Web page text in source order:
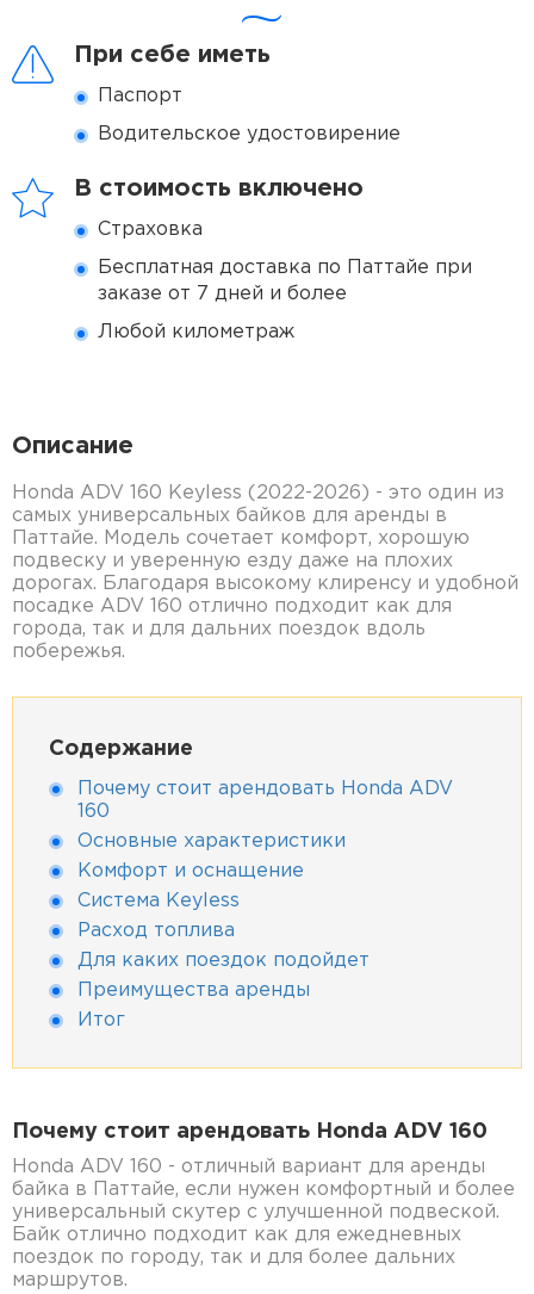
При себе иметь
Паспорт
Водительское удостовирение
В стоимость включено
Страховка
Бесплатная доставка по Паттайе при
заказе от 7 дней и более
Любой километраж
Описание
Honda ADV 160 Keyless (2022-2026) - это один из
самых универсальных байков для аренды в
Паттайе. Модель сочетает комфорт, хорошую
подвеску и уверенную езду даже на плохих
дорогах. Благодаря высокому клиренсу и удобной
посадке ADV 160 отлично подходит как для
города, так и для дальних поездок вдоль
побережья.
Содержание
Почему стоит арендовать Honda ADV
160
Основные характеристики
Комфорт и оснащение
Система Keyless
Расход топлива
Для каких поездок подойдет
Преимущества аренды
Итог
Почему стоит арендовать Honda ADV 160
Honda ADV 160 - отличный вариант для аренды
байка в Паттайе, если нужен комфортный и более
универсальный скутер с улучшенной подвеской.
Байк отлично подходит как для ежедневных
поездок по городу, так и для более дальних
маршрутов.